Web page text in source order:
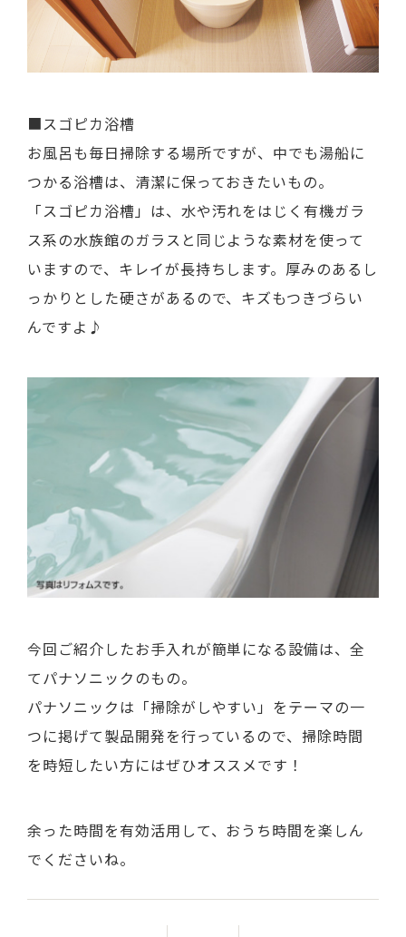
■スゴピカ浴槽
お風呂も毎日掃除する場所ですが、中でも湯船に
つかる浴槽は、清潔に保っておきたいもの。
「スゴピカ浴槽」は、水や汚れをはじく有機ガラ
ス系の水族館のガラスと同じような素材を使って
いますので、キレイが長持ちします。厚みのあるし
っかりとした硬さがあるので、キズもつきづらい
んですよ♪
今回ご紹介したお手入れが簡単になる設備は、全
てパナソニックのもの。
パナソニックは 「掃除がしやすい」 をテーマの一
つに掲げて製品開発を行っているので、掃除時間
を時短したい方にはぜひオススメです！
余った時間を有効活用して、おうち時間を楽しん
でくださいね。